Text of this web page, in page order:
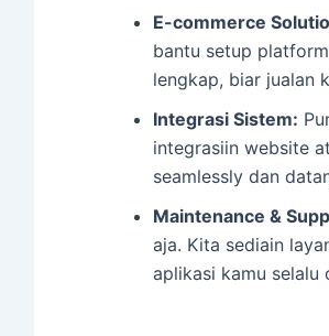
E-commerce
bantu setup
lengkap, biar jualan
Integrasi Sistem:
integrasiin website
seamlessly dan
Maintenance &
aja. Kita sediain
aplikasi kamu selalu